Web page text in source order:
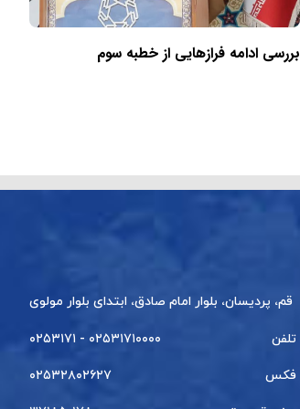
بررسی ادامه فرازهایی از خطبه سوم
قم، پردیسان، بلوار امام صادق، ابتدای بلوار مولوی
تلفن ۰۲۵۳۱۷۱۰۰۰۰ - ۰۲۵۳۱۷۱
فکس ۰۲۵۳۲۸۰۲۶۲۷